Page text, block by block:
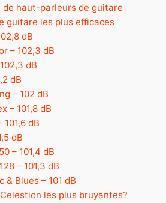
haut-parleurs de guitare
guitare les plus efficaces
dB
– 102,3 dB
dB
dB
– 102 dB
– 101,8 dB
101,6 dB
dB
– 101,4 dB
– 101,3 dB
& Blues – 101 dB
les plus bruyantes?